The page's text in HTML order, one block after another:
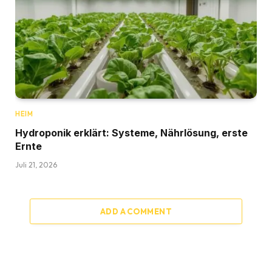
HEIM
Hydroponik erklärt: Systeme, Nährlösung, erste
Ernte
Juli 21, 2026
ADD A COMMENT